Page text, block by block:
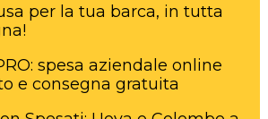
per la tua barca, in tutta
spesa aziendale online
e consegna gratuita